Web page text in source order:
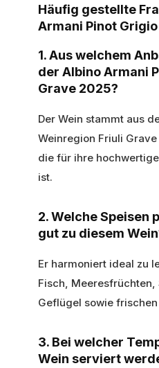
Häufig gestellte
Armani Pinot
1. Aus welchem
der Albino Armani
Grave 2025?
Der Wein stammt aus
Weinregion Friuli
die für ihre
ist.
2. Welche Speisen
gut zu diesem
Er harmoniert ideal zu
Fisch, Meeresfrüchten,
Geflügel sowie
3. Bei welcher
Wein serviert